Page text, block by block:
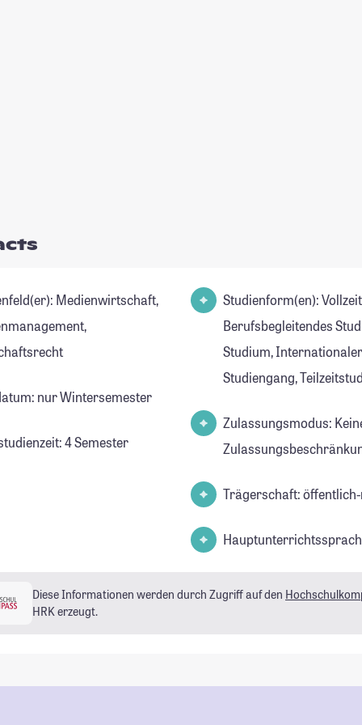
Medienwirtschaft,
nur Wintersemester
4 Semester
Studienform(en):
Berufsbegleitendes
Studium, Internationaler
Studiengang,
Zulassungsmodus:
Trägerschaft:
Diese Informationen werden durch Zugriff auf den
HRK erzeugt.